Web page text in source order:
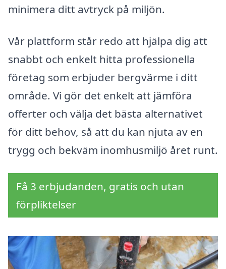
minimera ditt avtryck på miljön.
Vår plattform står redo att hjälpa dig att
snabbt och enkelt hitta professionella
företag som erbjuder bergvärme i ditt
område. Vi gör det enkelt att jämföra
offerter och välja det bästa alternativet
för ditt behov, så att du kan njuta av en
trygg och bekväm inomhusmiljö året runt.
Få 3 erbjudanden, gratis och utan
förpliktelser